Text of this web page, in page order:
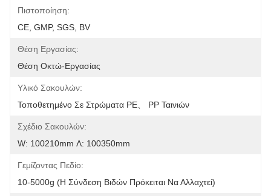
Πιστοποίηση:
CE, GMP, SGS, BV
Θέση Εργασίας:
Θέση Οκτώ-Εργασίας
Υλικό Σακουλών:
Τοποθετημένο Σε Στρώματα PE、 PP Ταινιών
Σχέδιο Σακουλών:
W: 100210mm Λ: 100350mm
Γεμίζοντας Πεδίο:
10-5000g (η Σύνδεση Βιδών Πρόκειται Να Αλλαχτεί)